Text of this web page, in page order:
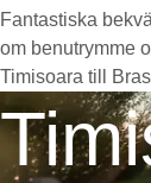
Fantastiska
om benutrymme
Timisoara till